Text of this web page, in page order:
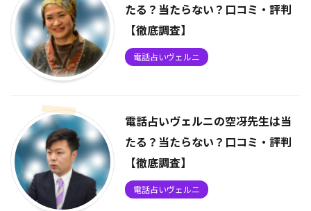
たる？当たらない？口コミ・評判
【徹底調査】
電話占いヴェルニ
電話占いヴェルニの空冴先生は当
たる？当たらない？口コミ・評判
【徹底調査】
電話占いヴェルニ